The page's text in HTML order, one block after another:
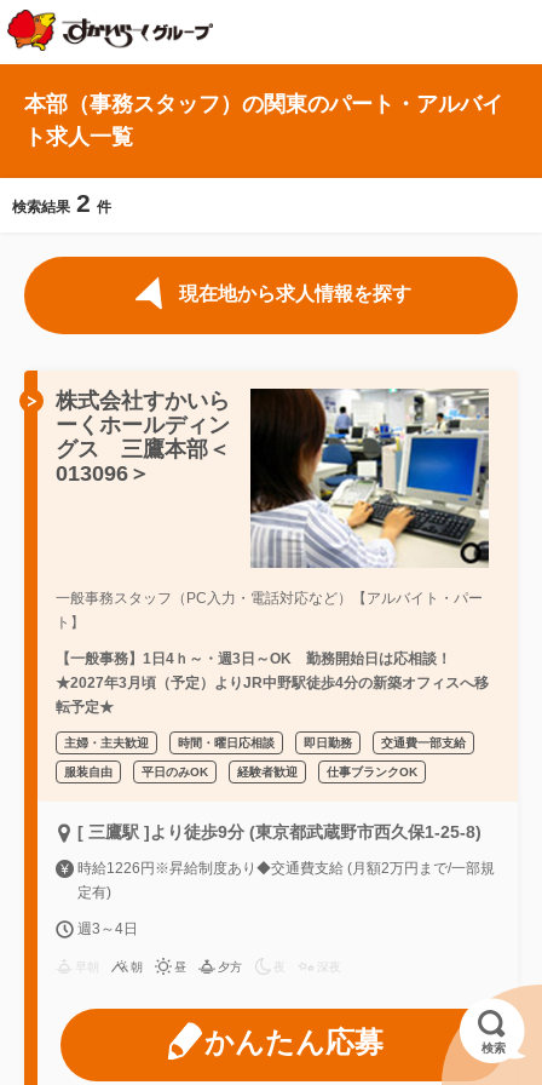
本部（事務スタッフ）の関東のパート・アルバイ
ト求人一覧
検索結果 2 件
現在地から求人情報を探す
株式会社すかいら
ーくホールディン
グス 三鷹本部＜
013096＞
一般事務スタッフ（PC入力・電話対応など）【アルバイト・パー
ト】
【一般事務】1日4ｈ～・週3日～OK 勤務開始日は応相談！
★2027年3月頃（予定）よりJR中野駅徒歩4分の新築オフィスへ移
転予定★
主婦・主夫歓迎 時間・曜日応相談 即日勤務 交通費一部支給
服装自由 平日のみOK 経験者歓迎 仕事ブランクOK
[ 三鷹駅 ]より徒歩9分 (東京都武蔵野市西久保1-25-8)
時給1226円※昇給制度あり◆交通費支給 (月額2万円まで/一部規
定有)
週3～4日
朝 昼 夕方 夜 深夜
かんたん応募 検索